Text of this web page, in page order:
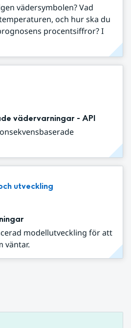
vädersymbolen? Vad
och hur ska du
procentsiffror? I
vädervarningar - API
utveckling
modellutveckling för att
väntar.